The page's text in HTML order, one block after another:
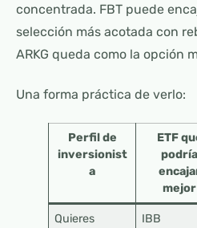
concentrada. FBT puede
selección más acotada con
ARKG queda como la opción
Una forma práctica de verlo:
Perfil de
inversionist
a
ETF
podría
mejor
Quieres
IBB